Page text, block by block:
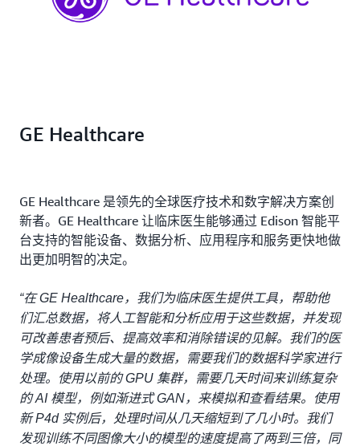
GE Healthcare
GE Healthcare 是领先的全球医疗技术和数字解决方案创
新者。GE Healthcare 让临床医生能够通过 Edison 智能平
台支持的智能设备、数据分析、应用程序和服务更快地做
出更加明智的决定。
“在 GE Healthcare，我们为临床医生提供工具，帮助他
们汇总数据，将人工智能和分析应用于这些数据，并发现
可改善患者预后、提高效率和消除错误的见解。我们的医
学成像设备生成大量的数据，需要我们的数据科学家进行
处理。使用以前的 GPU 集群，需要几天时间来训练复杂
的 AI 模型，例如渐进式 GAN，来模拟和查看结果。使用
新 P4d 实例后，处理时间从几天缩短到了几小时。我们
发现训练不同图像大小的模型的速度提高了两到三倍，同